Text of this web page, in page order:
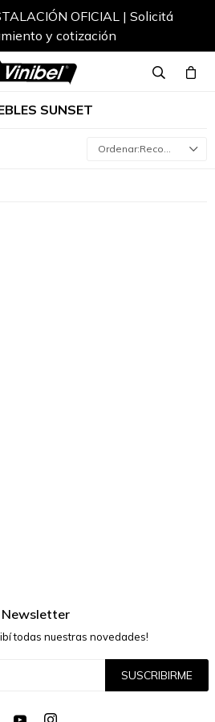
OFICIAL | Solicitá
y cotización
SUNSET
Recomendados
Newsletter
todas nuestras novedades!
SUSCRIBIRME
 